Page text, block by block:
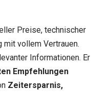
Preise, technischer
mit vollem Vertrauen.
Informationen. Er
Empfehlungen
Zeitersparnis,